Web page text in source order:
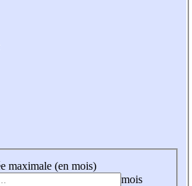
maximale (en mois)
mois